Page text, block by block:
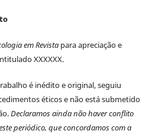
em Revistapara apreciação e
XXXXXX.
é inédito e original, seguiu
éticos e não está submetido
Declaramos ainda não haver conflito
periódico, que concordamos com a